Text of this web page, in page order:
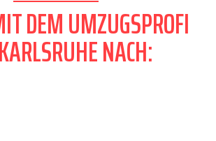
DEM UMZUGSPROFI
NACH: